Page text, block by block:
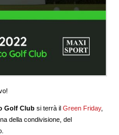
Golf Clubsi terrà ilGreen Friday,
della condivisione, del